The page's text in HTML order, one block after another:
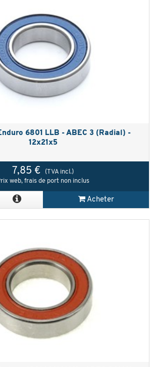
6801 LLB - ABEC 3 (Radial) -
12x21x5
7,85 €
(TVA incl.)
web, frais de port non inclus
Acheter